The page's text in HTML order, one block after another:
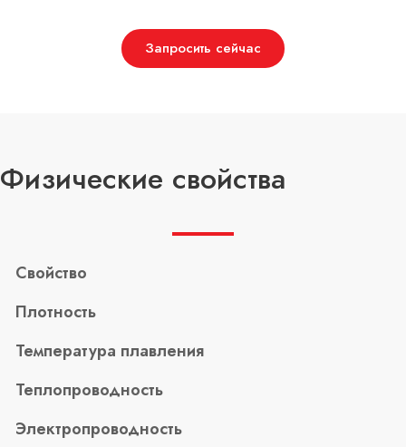
Запросить сейчас
Физические свойства
Свойство
Плотность
Температура плавления
Теплопроводность
Электропроводность